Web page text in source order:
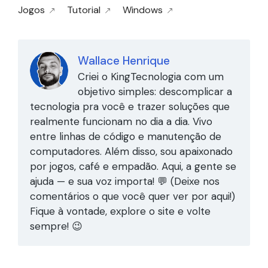
Jogos Tutorial Windows
Wallace Henrique
Criei o KingTecnologia com um
objetivo simples: descomplicar a
tecnologia pra você e trazer soluções que
realmente funcionam no dia a dia. Vivo
entre linhas de código e manutenção de
computadores. Além disso, sou apaixonado
por jogos, café e empadão. Aqui, a gente se
ajuda — e sua voz importa! 💬 (Deixe nos
comentários o que você quer ver por aqui!)
Fique à vontade, explore o site e volte
sempre! 😉